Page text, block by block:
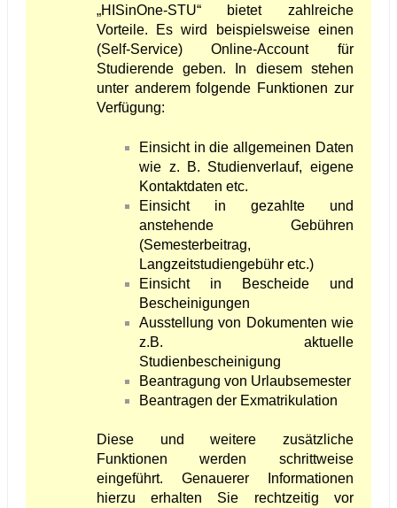
„HISinOne-STU“ bietet zahlreiche
Vorteile. Es wird beispielsweise einen
(Self-Service) Online-Account für
Studierende geben. In diesem stehen
unter anderem folgende Funktionen zur
Verfügung:
Einsicht in die allgemeinen Daten
wie z. B. Studienverlauf, eigene
Kontaktdaten etc.
Einsicht in gezahlte und
anstehende Gebühren
(Semesterbeitrag,
Langzeitstudiengebühr etc.)
Einsicht in Bescheide und
Bescheinigungen
Ausstellung von Dokumenten wie
z.B. aktuelle
Studienbescheinigung
Beantragung von Urlaubsemester
Beantragen der Exmatrikulation
Diese und weitere zusätzliche
Funktionen werden schrittweise
eingeführt. Genauerer Informationen
hierzu erhalten Sie rechtzeitig vor